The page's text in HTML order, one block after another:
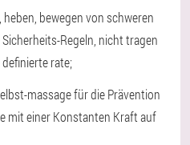
bewegen von schweren
Regeln, nicht tragen
rate;
massage für die Prävention
mit einer Konstanten Kraft auf